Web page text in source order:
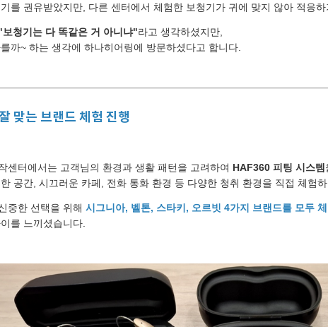
를 권유받았지만, 다른 센터에서 체험한 보청기가 귀에 맞지 않아 적응하
보청기는 다 똑같은 거 아니냐"라고 생각하셨지만,
까~ 하는 생각에 하나히어링에 방문하셨다고 합니다.
맞는 브랜드 체험 진행
센터에서는 고객님의 환경과 생활 패턴을 고려하여 HAF360 피팅 시스템
공간, 시끄러운 카페, 전화 통화 환경 등 다양한 청취 환경을 직접 체험
중한 선택을 위해 시그니아, 벨톤, 스타키, 오르빗 4가지 브랜드를 모두 체
를 느끼셨습니다.
바로 예약하기